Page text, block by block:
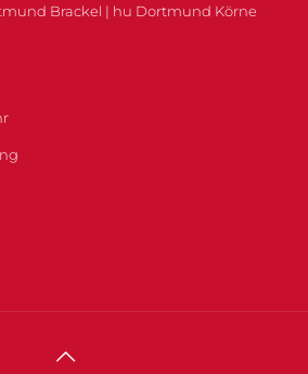
Brackel | hu Dortmund Körne